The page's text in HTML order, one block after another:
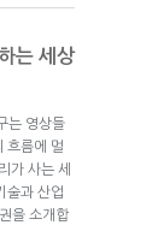
는 세상
는 영상들
흐름에 멀
가 사는 세
술과 산업
을 소개합